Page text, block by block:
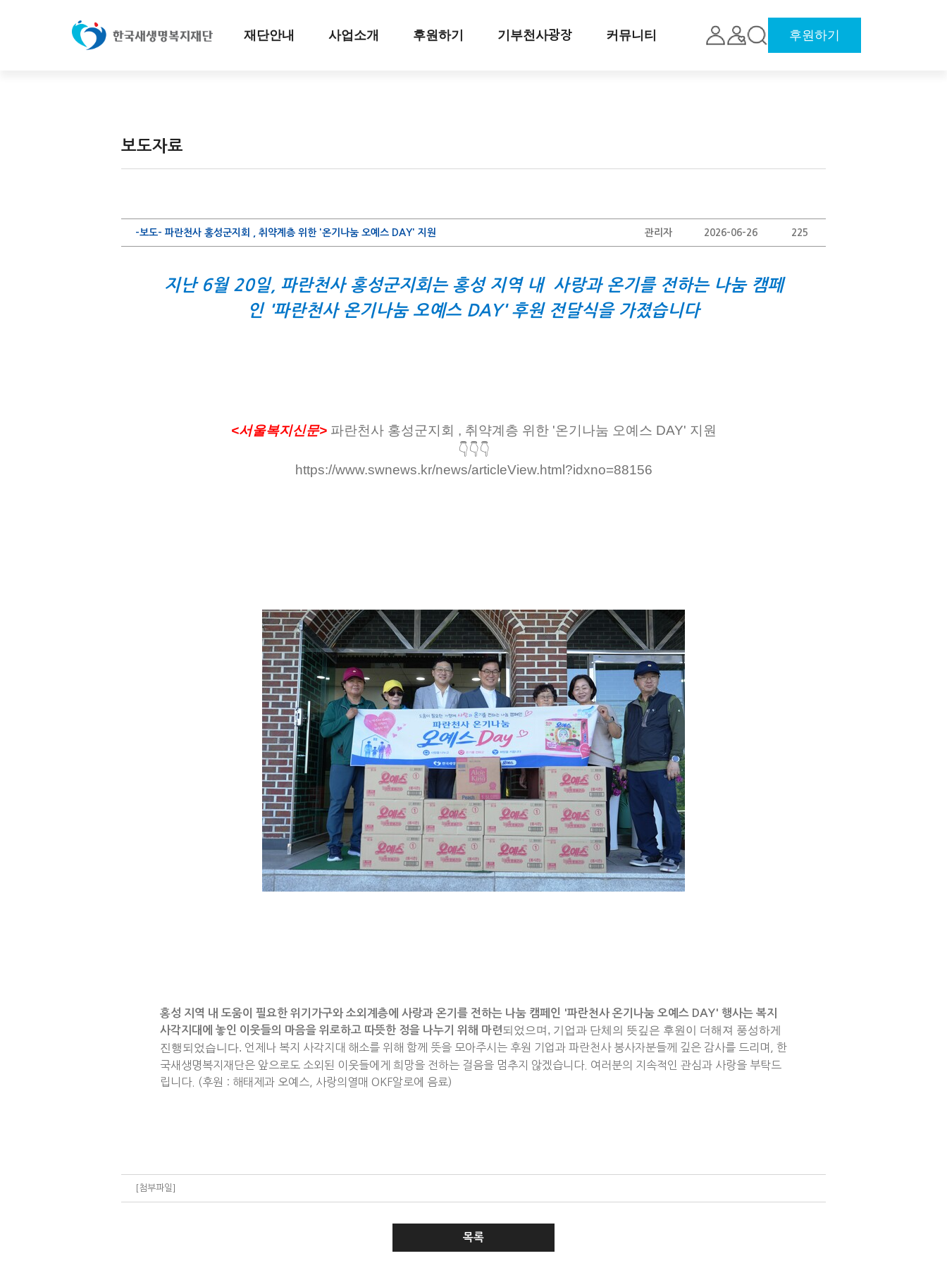
재단안내 사업소개 후원하기 기부천사광장 커뮤니티 후원하기
보도자료
-보도- 파란천사 홍성군지회 , 취약계층 위한 '온기나눔 오예스 DAY' 지원 관리자 2026-06-26 225
지난 6월 20일, 파란천사 홍성군지회는 홍성 지역 내 사랑과 온기를 전하는 나눔 캠페
인 '파란천사 온기나눔 오예스 DAY' 후원 전달식을 가졌습니다
<서울복지신문> 파란천사 홍성군지회 , 취약계층 위한 '온기나눔 오예스 DAY' 지원
👇👇👇
https://www.swnews.kr/news/articleView.html?idxno=88156
홍성 지역 내 도움이 필요한 위기가구와 소외계층에 사랑과 온기를 전하는 나눔 캠페인 '파란천사 온기나눔 오예스 DAY' 행사는 복지
사각지대에 놓인 이웃들의 마음을 위로하고 따뜻한 정을 나누기 위해 마련되었으며, 기업과 단체의 뜻깊은 후원이 더해져 풍성하게
진행되었습니다. 언제나 복지 사각지대 해소를 위해 함께 뜻을 모아주시는 후원 기업과 파란천사 봉사자분들께 깊은 감사를 드리며, 한
국새생명복지재단은 앞으로도 소외된 이웃들에게 희망을 전하는 걸음을 멈추지 않겠습니다. 여러분의 지속적인 관심과 사랑을 부탁드
립니다. (후원 : 해태제과 오예스, 사랑의열매 OKF알로에 음료)
[첨부파일]
목록